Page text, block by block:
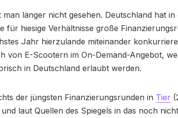
man länger nicht gesehen. Deutschland hat
für hiesige Verhältnisse große
Jahr hierzulande miteinander
von E-Scootern im On-Demand-Angebot,
in Deutschland erlaubt werden.
der jüngsten Finanzierungsrunden in Tier
laut Quellen des Spiegels in das noch